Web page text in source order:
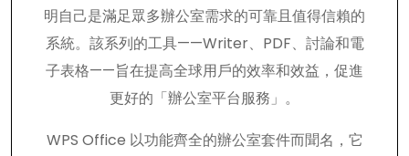
明自己是滿足眾多辦公室需求的可靠且值得信賴的
系統。該系列的工具——Writer、PDF、討論和電
子表格——旨在提高全球用戶的效率和效益，促進
更好的「辦公室平台服務」。
WPS Office 以功能齊全的辦公室套件而聞名，它